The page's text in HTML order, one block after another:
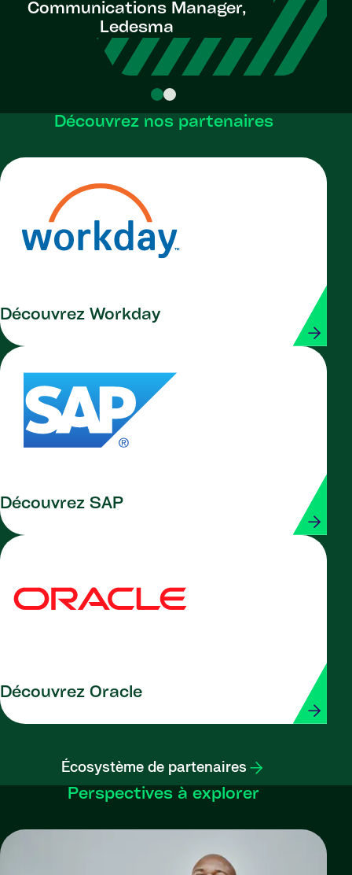
Communications Manager,
Ledesma
Découvrez nos partenaires
Découvrez Workday
Découvrez SAP
Découvrez Oracle
Écosystème de partenaires
Perspectives à explorer